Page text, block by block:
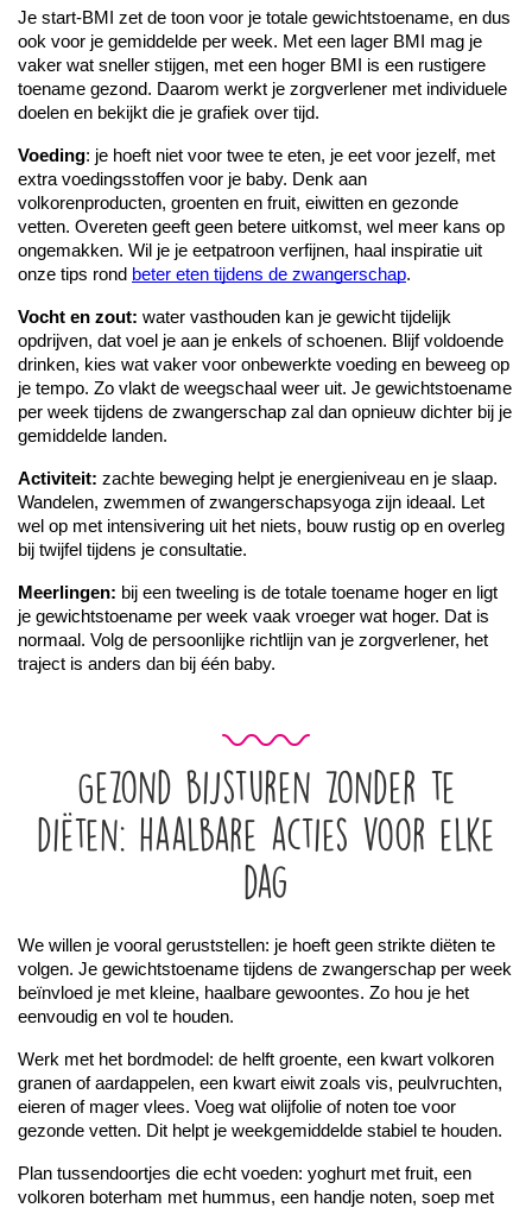
Je start-BMI zet de toon voor je totale gewichtstoename, en dus
ook voor je gemiddelde per week. Met een lager BMI mag je
vaker wat sneller stijgen, met een hoger BMI is een rustigere
toename gezond. Daarom werkt je zorgverlener met individuele
doelen en bekijkt die je grafiek over tijd.
Voeding: je hoeft niet voor twee te eten, je eet voor jezelf, met
extra voedingsstoffen voor je baby. Denk aan
volkorenproducten, groenten en fruit, eiwitten en gezonde
vetten. Overeten geeft geen betere uitkomst, wel meer kans op
ongemakken. Wil je je eetpatroon verfijnen, haal inspiratie uit
onze tips rond beter eten tijdens de zwangerschap.
Vocht en zout: water vasthouden kan je gewicht tijdelijk
opdrijven, dat voel je aan je enkels of schoenen. Blijf voldoende
drinken, kies wat vaker voor onbewerkte voeding en beweeg op
je tempo. Zo vlakt de weegschaal weer uit. Je gewichtstoename
per week tijdens de zwangerschap zal dan opnieuw dichter bij je
gemiddelde landen.
Activiteit: zachte beweging helpt je energieniveau en je slaap.
Wandelen, zwemmen of zwangerschapsyoga zijn ideaal. Let
wel op met intensivering uit het niets, bouw rustig op en overleg
bij twijfel tijdens je consultatie.
Meerlingen: bij een tweeling is de totale toename hoger en ligt
je gewichtstoename per week vaak vroeger wat hoger. Dat is
normaal. Volg de persoonlijke richtlijn van je zorgverlener, het
traject is anders dan bij één baby.
Gezond bijsturen zonder te
diëten: haalbare acties voor elke
dag
We willen je vooral geruststellen: je hoeft geen strikte diëten te
volgen. Je gewichtstoename tijdens de zwangerschap per week
beïnvloed je met kleine, haalbare gewoontes. Zo hou je het
eenvoudig en vol te houden.
Werk met het bordmodel: de helft groente, een kwart volkoren
granen of aardappelen, een kwart eiwit zoals vis, peulvruchten,
eieren of mager vlees. Voeg wat olijfolie of noten toe voor
gezonde vetten. Dit helpt je weekgemiddelde stabiel te houden.
Plan tussendoortjes die echt voeden: yoghurt met fruit, een
volkoren boterham met hummus, een handje noten, soep met